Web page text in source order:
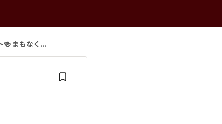
🍻 まもなく...